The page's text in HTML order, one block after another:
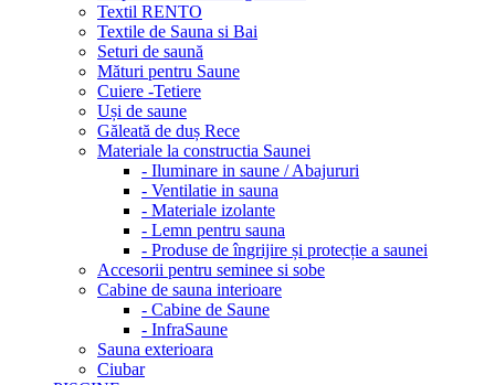
Textil RENTO
Textile de Sauna si Bai
Seturi de saună
Mături pentru Saune
Cuiere -Tetiere
Uși de saune
Găleată de duș Rece
Materiale la constructia Saunei
- Iluminare in saune / Abajururi
- Ventilatie in sauna
- Materiale izolante
- Lemn pentru sauna
- Produse de îngrijire și protecție a saunei
Accesorii pentru seminee si sobe
Cabine de sauna interioare
- Cabine de Saune
- InfraSaune
Sauna exterioara
Ciubar